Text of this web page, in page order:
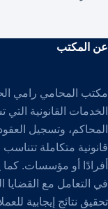
عن المكتب
مكتب المحامي رامي
الخدمات القانونية
المحاكم، وتسجيل
قانونية متكاملة
أفرادًا أو مؤسسات. كما
في التعامل مع القضايا
تحقيق نتائج إيجابية